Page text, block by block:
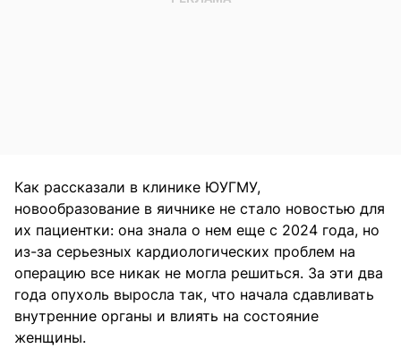
Как рассказали в клинике ЮУГМУ,
новообразование в яичнике не стало новостью для
их пациентки: она знала о нем еще с 2024 года, но
из-за серьезных кардиологических проблем на
операцию все никак не могла решиться. За эти два
года опухоль выросла так, что начала сдавливать
внутренние органы и влиять на состояние
женщины.